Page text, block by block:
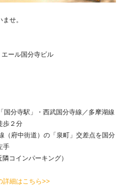
せ。
ール国分寺ビル
国分寺駅」・西武国分寺線／多摩湖線
歩２分
（府中街道）の「泉町」交差点を国分
手
コインパーキング）
詳細はこちら>>